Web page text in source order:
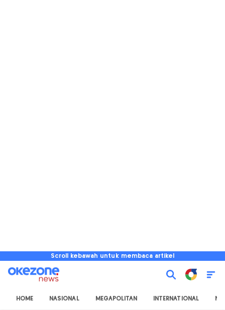
Scroll kebawah untuk membaca artikel
HOME NASIONAL MEGAPOLITAN INTERNATIONAL